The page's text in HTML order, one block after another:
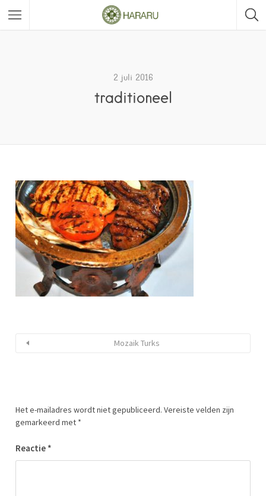
2 juli 2016
traditioneel
Mozaik Turks
Het e-mailadres wordt niet gepubliceerd. Vereiste velden zijn
gemarkeerd met *
Reactie *